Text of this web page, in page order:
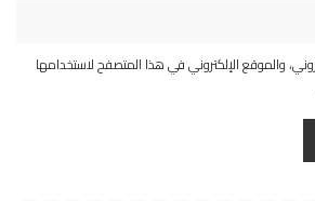
والموقع الإلكتروني في هذا المتصفح لاستخدامها